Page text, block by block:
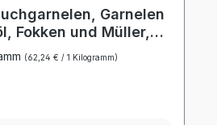
Garnelen
Fokken und Müller,
(62,24 € / 1 Kilogramm)